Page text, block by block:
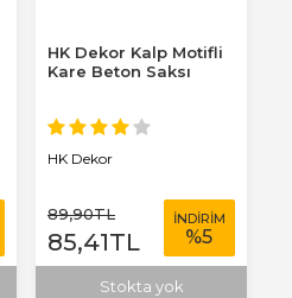
HK Dekor Kalp Motifli
Kare Beton Saksı
HK Dekor
89,90TL
85,41TL
İNDİRİM
%5
Stokta yok